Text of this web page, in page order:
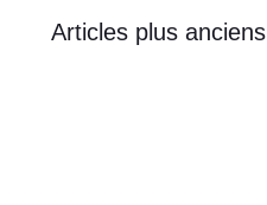
Articles plus anciens